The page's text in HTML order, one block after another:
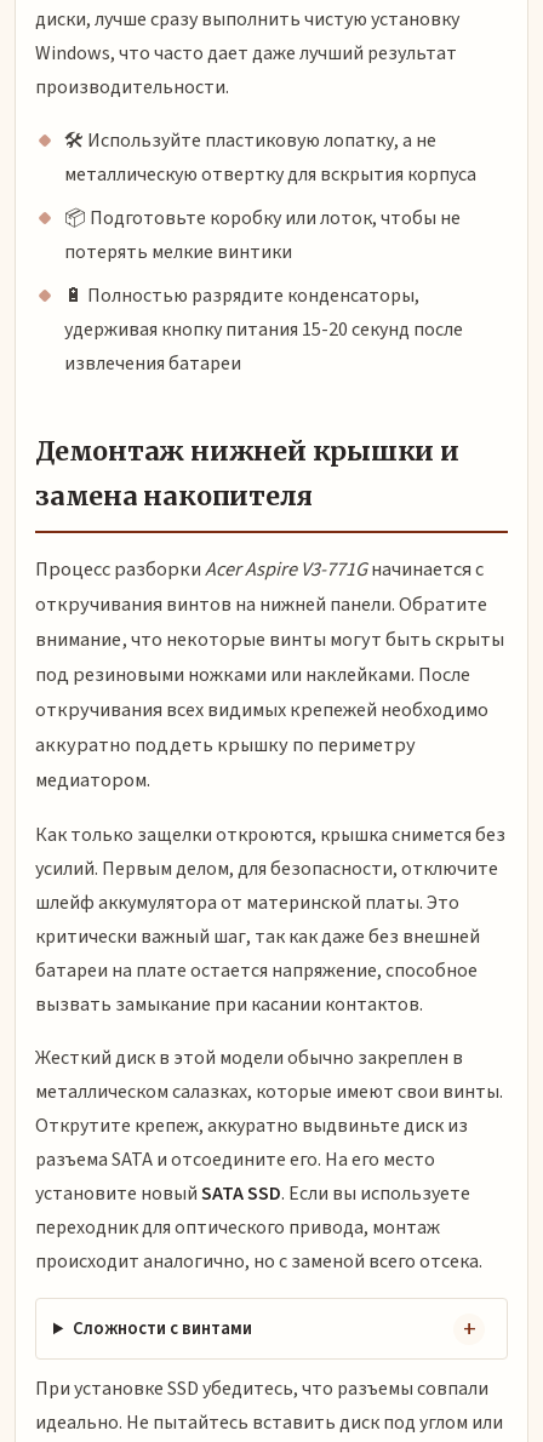
диски, лучше сразу выполнить чистую установку
Windows, что часто дает даже лучший результат
производительности.
🛠️ Используйте пластиковую лопатку, а не
металлическую отвертку для вскрытия корпуса
📦 Подготовьте коробку или лоток, чтобы не
потерять мелкие винтики
🔋 Полностью разрядите конденсаторы,
удерживая кнопку питания 15-20 секунд после
извлечения батареи
Демонтаж нижней крышки и
замена накопителя
Процесс разборкиAcer Aspire V3-771Gначинается с
откручивания винтов на нижней панели. Обратите
внимание, что некоторые винты могут быть скрыты
под резиновыми ножками или наклейками. После
откручивания всех видимых крепежей необходимо
аккуратно поддеть крышку по периметру
медиатором.
Как только защелки откроются, крышка снимется без
усилий. Первым делом, для безопасности, отключите
шлейф аккумулятора от материнской платы. Это
критически важный шаг, так как даже без внешней
батареи на плате остается напряжение, способное
вызвать замыкание при касании контактов.
Жесткий диск в этой модели обычно закреплен в
металлическом салазках, которые имеют свои винты.
Открутите крепеж, аккуратно выдвиньте диск из
разъема SATA и отсоедините его. На его место
установите новыйSATA SSD. Если вы используете
переходник для оптического привода, монтаж
происходит аналогично, но с заменой всего отсека.
Сложности с винтами
При установке SSD убедитесь, что разъемы совпали
идеально. Не пытайтесь вставить диск под углом или